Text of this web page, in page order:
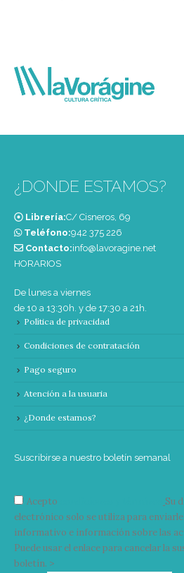
¿DONDE ESTAMOS?
Librería:C/ Cisneros, 69
Teléfono:‭942 375 226‬
Contacto:info@lavoragine.net
HORARIOS
De lunes a viernes
de 10 a 13:30h. y de 17:30 a 21h.
Política de privacidad
Condiciones de contratación
Pago seguro
Atención a la usuaria
¿Donde estamos?
Suscribirse a nuestro boletín semanal
Acepto
Su
electrónico solo se utiliza para
informativo e información sobre las
Puede usar el enlace para cancelar la
boletín. >